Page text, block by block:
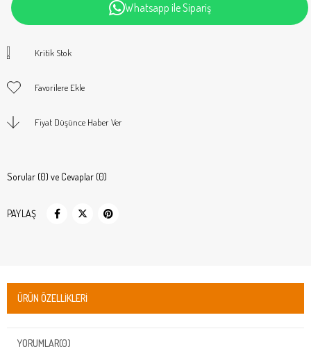
Whatsapp ile Sipariş
Kritik Stok
Favorilere Ekle
Fiyat Düşünce Haber Ver
Sorular (0) ve Cevaplar (0)
PAYLAŞ
ÜRÜN ÖZELLIKLERI
YORUMLAR(0)